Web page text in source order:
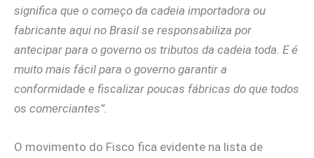
significa que o começo da cadeia importadora ou
fabricante aqui no Brasil se responsabiliza por
antecipar para o governo os tributos da cadeia toda. E é
muito mais fácil para o governo garantir a
conformidade e fiscalizar poucas fábricas do que todos
os comerciantes”.
O movimento do Fisco fica evidente na lista de